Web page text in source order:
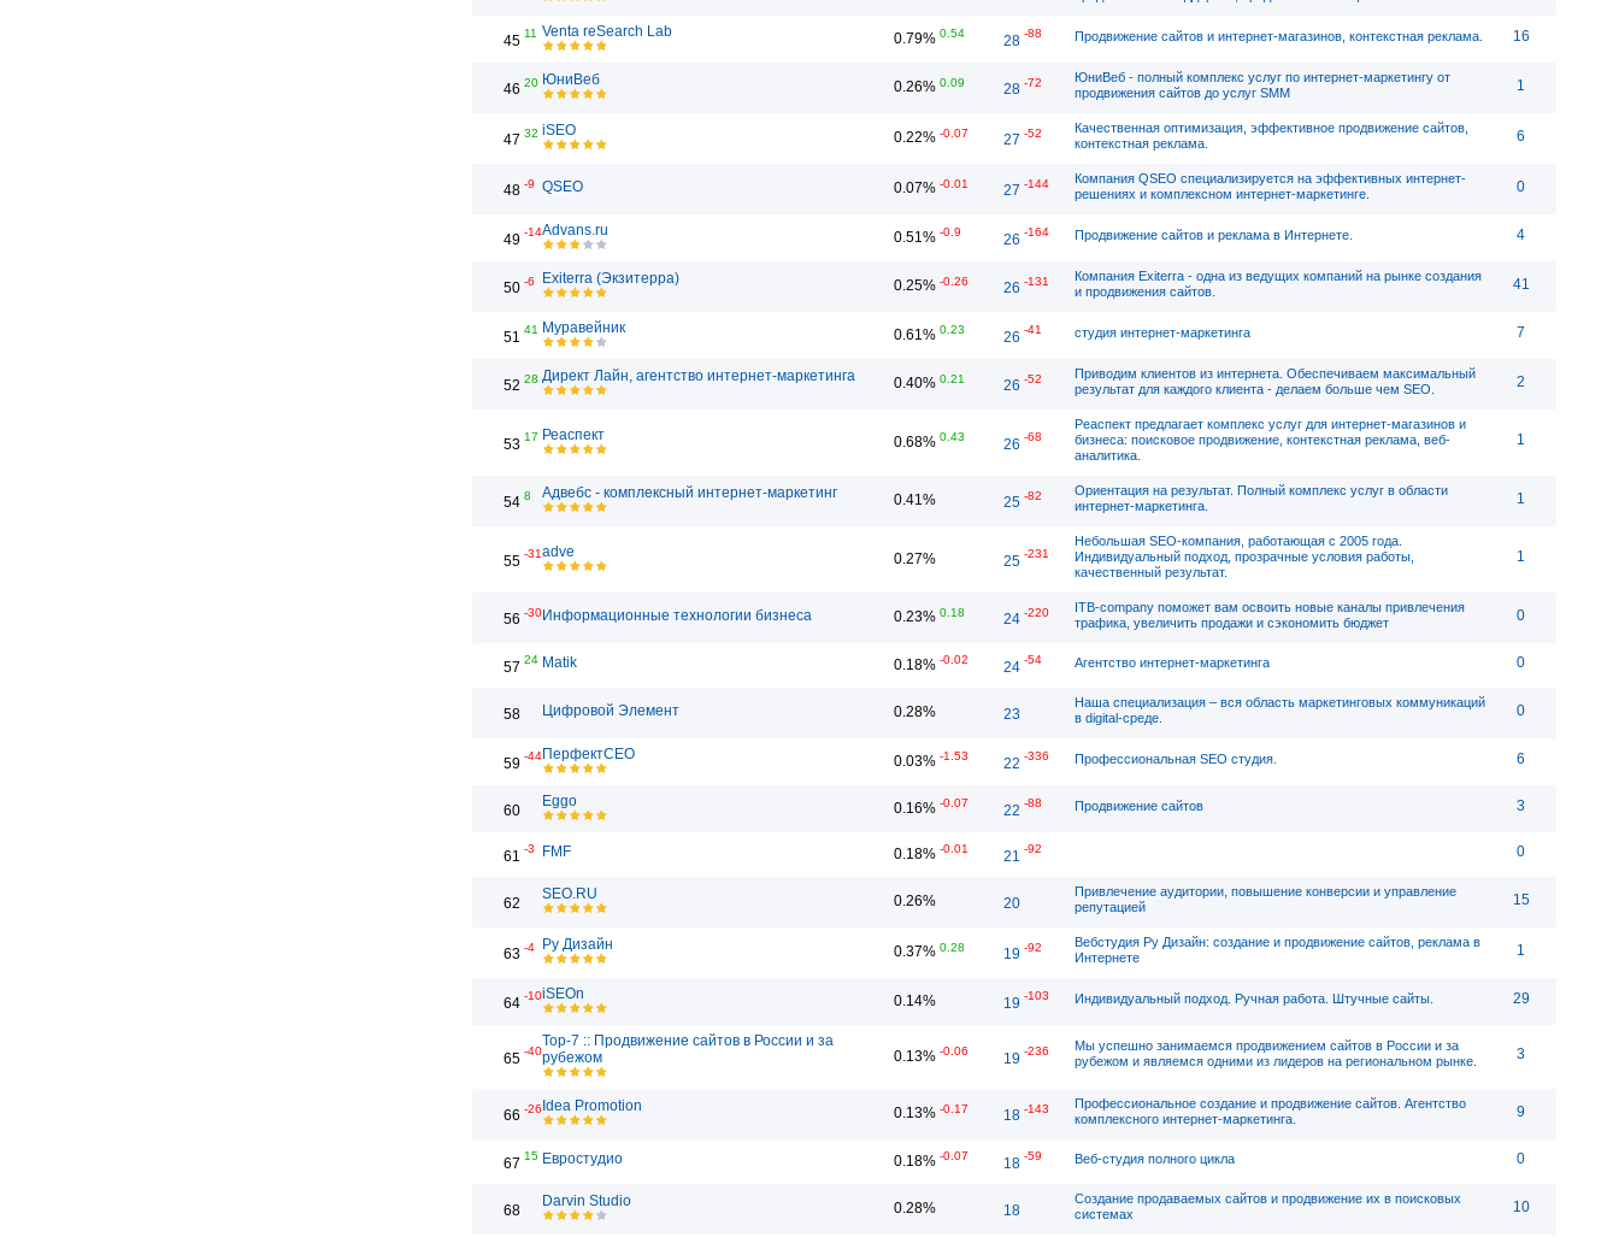
45 11 Venta reSearch Lab 0.79% 0.54 28 -88 Продвижение сайтов и интернет-магазинов, контекстная реклама. 16
46 20 ЮниВеб 0.26% 0.09 28 -72
ЮниВеб - полный комплекс услуг по интернет-маркетингу от
продвижения сайтов до услуг SMM
1
47 32 iSEO 0.22% -0.07 27 -52
Качественная оптимизация, эффективное продвижение сайтов,
контекстная реклама.
6
48 -9 QSEO 0.07% -0.01 27 -144
Компания QSEO специализируется на эффективных интернет-
решениях и комплексном интернет-маркетинге.
0
49 -14Advans.ru 0.51% -0.9 26 -164 Продвижение сайтов и реклама в Интернете. 4
50 -6 Exiterra (Экзитерра) 0.25% -0.26 26 -131
Компания Exiterra - одна из ведущих компаний на рынке создания
и продвижения сайтов.
41
51 41 Муравейник 0.61% 0.23 26 -41 студия интернет-маркетинга 7
52 28 Директ Лайн, агентство интернет-маркетинга 0.40% 0.21 26 -52
Приводим клиентов из интернета. Обеспечиваем максимальный
результат для каждого клиента - делаем больше чем SEO.
2
53 17 Реаспект 0.68% 0.43 26 -68
Реаспект предлагает комплекс услуг для интернет-магазинов и
бизнеса: поисковое продвижение, контекстная реклама, веб-
аналитика.
1
54 8 Адвебс - комплексный интернет-маркетинг 0.41% 25 -82
Ориентация на результат. Полный комплекс услуг в области
интернет-маркетинга.
1
55 -31adve 0.27% 25 -231
Небольшая SEO-компания, работающая с 2005 года.
Индивидуальный подход, прозрачные условия работы,
качественный результат.
1
56 -30Информационные технологии бизнеса 0.23% 0.18 24 -220
ITB-company поможет вам освоить новые каналы привлечения
трафика, увеличить продажи и сэкономить бюджет
0
57 24 Matik 0.18% -0.02 24 -54 Агентство интернет-маркетинга 0
58 Цифровой Элемент 0.28% 23
Наша специализация – вся область маркетинговых коммуникаций
в digital-среде.
0
59 -44ПерфектСЕО 0.03% -1.53 22 -336 Профессиональная SEO студия. 6
60
Eggo 0.16% -0.07 22 -88 Продвижение сайтов 3
61 -3 FMF 0.18% -0.01 21 -92 0
62
SEO.RU 0.26% 20
Привлечение аудитории, повышение конверсии и управление
репутацией
15
63 -4 Ру Дизайн 0.37% 0.28 19 -92
Вебстудия Ру Дизайн: создание и продвижение сайтов, реклама в
Интернете
1
64 -10iSEOn 0.14% 19 -103 Индивидуальный подход. Ручная работа. Штучные сайты. 29
65 -40
Top-7 :: Продвижение сайтов в России и за
рубежом
0.13% -0.06 19 -236
Мы успешно занимаемся продвижением сайтов в России и за
рубежом и являемся одними из лидеров на региональном рынке.
3
66 -26 Idea Promotion 0.13% -0.17 18 -143
Профессиональное создание и продвижение сайтов. Агентство
комплексного интернет-маркетинга.
9
67 15 Евростудио 0.18% -0.07 18 -59 Веб-студия полного цикла 0
68
Darvin Studio 0.28% 18
Создание продаваемых сайтов и продвижение их в поисковых
системах
10